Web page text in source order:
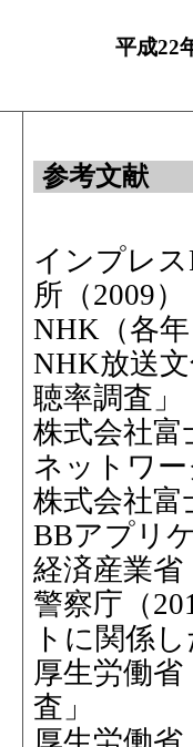
参考文献
インプレ
所（2009
NHK（各
NHK放送
聴率調査」
株式会社富
ネットワ
株式会社富
BBアプリ
経済産業省
警察庁（
トに関係
厚生労働
査」
平成22